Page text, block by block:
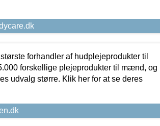
forhandler af hudplejeprodukter til
forskellige plejeprodukter til mænd, og
udvalg større. Klik her for at se deres